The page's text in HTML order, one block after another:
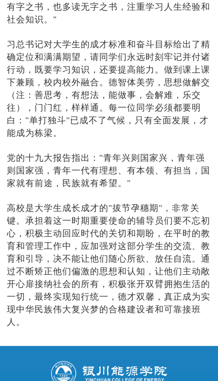
有字之书，也多读无字之书，注重学习人生经验和
社会知识。"
习总书记对大学生的成才标准和奋斗目标给出了精
确定位和满满期望，请同学们永远时刻牢记并付诸
行动，既要学习知识，还要提高能力。做到课上课
下兼顾，校内校外融合。德智体美劳，思想做解交
（注：善思考，有想法，能做事，会解难，乐交
往），门门红，样样通。每一位同学必须都要明
白："单打独斗"已成不了气候，只有全面发展，才
能成为栋梁。
党的十九大报告指出："青年兴则国家兴，青年强
则国家强，青年一代有理想、有本领、有担当，国
家就有前途，民族就有希望。"
高校是大学生成长成才的"拔节孕穗期"，非常关
键。承担着这一时期重要使命的辅导员们要不忘初
心，积极主动回应时代的关切和期盼，在平时的教
育和管理工作中，应加强对这部分学生的交流、教
育和引导，决不能让他们随心所欲、放任自流。通
过不断矫正他们偏激的思想和认知，让他们主动敞
开心扉接纳社会的所有，积极张开双臂拥抱生活的
一切，最终实现知行统一，德才双馨，真正成为实
现中华民族伟大复兴梦的合格建设者和可靠接班
人。